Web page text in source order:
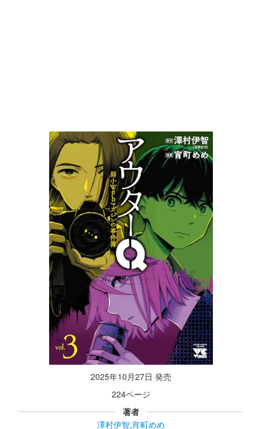
2025年10月27日 発売
224ページ
著者
澤村伊智,宵町めめ